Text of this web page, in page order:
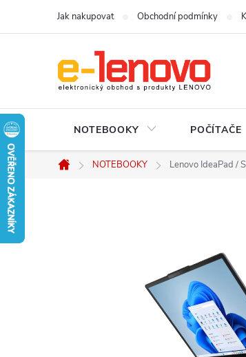
Jak nakupovat Obchodní podmínky
NOTEBOOKY POČÍTAČE
Domů
NOTEBOOKY Lenovo IdeaPad /